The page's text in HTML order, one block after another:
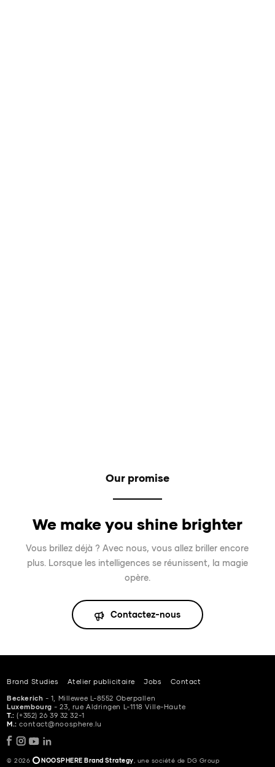
Our promise
We make you shine brighter
Vous brillez déjà ? Avec nous, vous allez briller encore
plus. Lorsque les intelligences se réunissent, la magie
opère.
Contactez-nous
Brand Studies Atelier publicitaire Jobs Contact
Beckerich - 1, Millewee L-8552 Oberpallen
Luxembourg - 23, rue Aldringen L-1118 Ville-Haute
T.: (+352) 26 39 32 32-1
M.: contact@noosphere.lu
© 2026 NOOSPHERE Brand Strategy, une société de DG Group